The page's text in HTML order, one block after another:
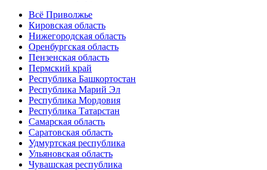
Всё Приволжье
Кировская область
Нижегородская область
Оренбургская область
Пензенская область
Пермский край
Республика Башкортостан
Республика Марий Эл
Республика Мордовия
Республика Татарстан
Самарская область
Саратовская область
Удмуртская республика
Ульяновская область
Чувашская республика